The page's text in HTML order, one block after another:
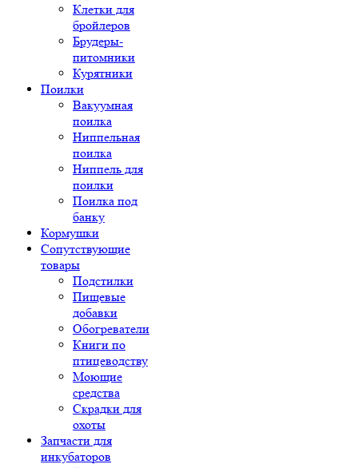
Клетки для
бройлеров
Брудеры-
питомники
Курятники
Поилки
Вакуумная
поилка
Ниппельная
поилка
Ниппель для
поилки
Поилка под
банку
Кормушки
Сопутствующие
товары
Подстилки
Пищевые
добавки
Обогреватели
Книги по
птицеводству
Моющие
средства
Скрадки для
охоты
Запчасти для
инкубаторов